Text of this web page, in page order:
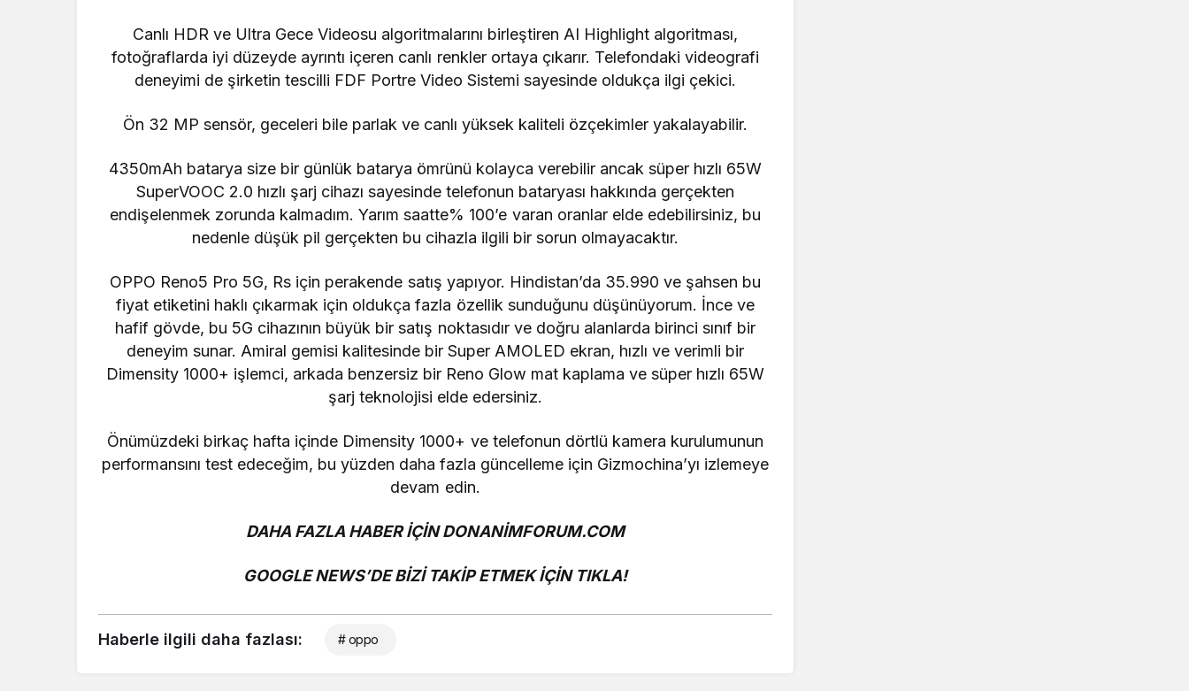
Canlı HDR ve Ultra Gece Videosu algoritmalarını birleştiren AI Highlight algoritması,
fotoğraflarda iyi düzeyde ayrıntı içeren canlı renkler ortaya çıkarır. Telefondaki videografi
deneyimi de şirketin tescilli FDF Portre Video Sistemi sayesinde oldukça ilgi çekici.
Ön 32 MP sensör, geceleri bile parlak ve canlı yüksek kaliteli özçekimler yakalayabilir.
4350mAh batarya size bir günlük batarya ömrünü kolayca verebilir ancak süper hızlı 65W
SuperVOOC 2.0 hızlı şarj cihazı sayesinde telefonun bataryası hakkında gerçekten
endişelenmek zorunda kalmadım. Yarım saatte% 100’e varan oranlar elde edebilirsiniz, bu
nedenle düşük pil gerçekten bu cihazla ilgili bir sorun olmayacaktır.
OPPO Reno5 Pro 5G, Rs için perakende satış yapıyor. Hindistan’da 35.990 ve şahsen bu
fiyat etiketini haklı çıkarmak için oldukça fazla özellik sunduğunu düşünüyorum. İnce ve
hafif gövde, bu 5G cihazının büyük bir satış noktasıdır ve doğru alanlarda birinci sınıf bir
deneyim sunar. Amiral gemisi kalitesinde bir Super AMOLED ekran, hızlı ve verimli bir
Dimensity 1000+ işlemci, arkada benzersiz bir Reno Glow mat kaplama ve süper hızlı 65W
şarj teknolojisi elde edersiniz.
Önümüzdeki birkaç hafta içinde Dimensity 1000+ ve telefonun dörtlü kamera kurulumunun
performansını test edeceğim, bu yüzden daha fazla güncelleme için Gizmochina’yı izlemeye
devam edin.
DAHA FAZLA HABER İÇİNDONANİMFORUM.COM
GOOGLE NEWS’DE BİZİ TAKİP ETMEK İÇİN TIKLA!
Haberle ilgili daha fazlası: # oppo